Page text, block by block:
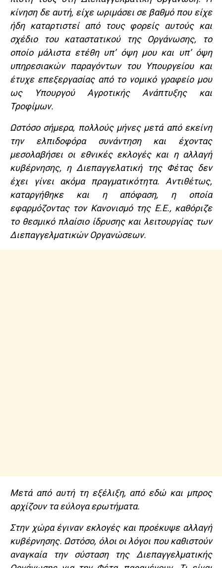
κίνηση δε αυτή, είχε ωριμάσει σε βαθμό που είχε
ήδη καταρτιστεί από τους φορείς αυτούς και
σχέδιο του καταστατικού της Οργάνωσης, το
οποίο μάλιστα ετέθη υπ’ όψη μου και υπ’ όψη
υπηρεσιακών παραγόντων του Υπουργείου και
έτυχε επεξεργασίας από το νομικό γραφείο μου
ως Υπουργού Αγροτικής Ανάπτυξης και
Τροφίμων.
Ωστόσο σήμερα, πολλούς μήνες μετά από εκείνη
την ελπιδοφόρα συνάντηση και έχοντας
μεσολαβήσει οι εθνικές εκλογές και η αλλαγή
κυβέρνησης, η Διεπαγγελατική της Φέτας δεν
έχει γίνει ακόμα πραγματικότητα. Αντιθέτως,
καταργήθηκε και η απόφαση, η οποία
εφαρμόζοντας τον Κανονισμό της Ε.Ε., καθόριζε
το θεσμικό πλαίσιο ίδρυσης και λειτουργίας των
Διεπαγγελματικών Οργανώσεων.
Μετά από αυτή τη εξέλιξη, από εδώ και μπρος
αρχίζουν τα εύλογα ερωτήματα.
Στην χώρα έγιναν εκλογές και προέκυψε αλλαγή
κυβέρνησης. Ωστόσο, όλοι οι λόγοι που καθιστούν
αναγκαία την σύσταση της Διεπαγγελματικής